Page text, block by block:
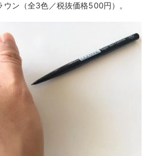
ン（全3色／税抜価格500円）。